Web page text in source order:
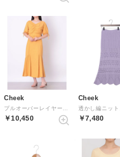
Cheek
￥10,450
Cheek
￥7,480